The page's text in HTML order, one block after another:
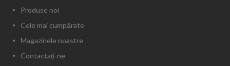
Produse noi
Cele mai cumpărate
Magazinele noastre
Contactați-ne